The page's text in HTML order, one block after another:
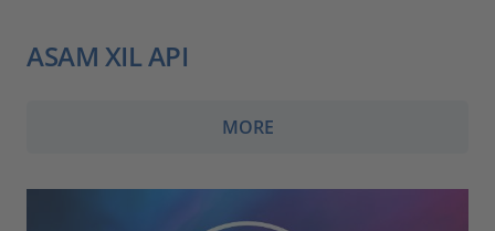
ASAM XIL API
MORE